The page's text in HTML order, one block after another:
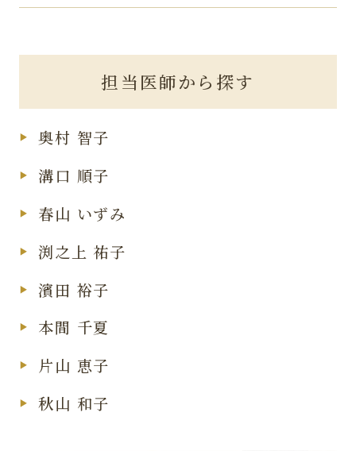
担当医師から探す
奥村 智子
溝口 順子
春山 いずみ
渕之上 祐子
濱田 裕子
本間 千夏
片山 恵子
秋山 和子